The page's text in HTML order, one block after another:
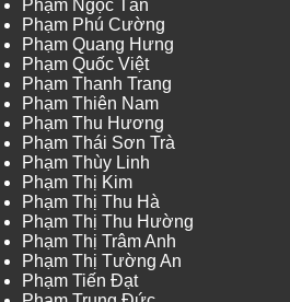
Phạm Ngọc Tân
Phạm Phú Cường
Phạm Quang Hưng
Phạm Quốc Việt
Phạm Thanh Trang
Phạm Thiên Nam
Phạm Thu Hương
Phạm Thái Sơn Trà
Phạm Thùy Linh
Phạm Thị Kim
Phạm Thị Thu Hà
Phạm Thị Thu Hường
Phạm Thị Trâm Anh
Phạm Thị Tường An
Phạm Tiến Đạt